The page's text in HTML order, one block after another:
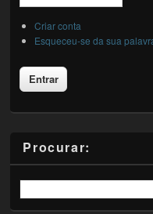
Criar conta
Esqueceu-se da sua
Procurar: